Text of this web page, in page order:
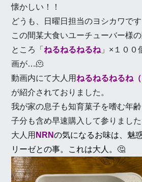
懐かしい！！
どうも、日曜日担当のヨシカワで
この間某大食いユーチューバー様
ところ「 ねるねるねるね」×１００
画が…🫠
動画内にて大人用 ねるねるねるね（
が紹介されておりました。
我が家の息子も知育菓子を嗜む年
子分も含め早速購入して参りました
大人用 NRNの気になるお味は、魅
リーゼとの事。これは大人。🤔